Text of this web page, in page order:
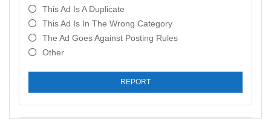
This Ad Is A Duplicate
This Ad Is In The Wrong Category
The Ad Goes Against Posting Rules
Other
REPORT